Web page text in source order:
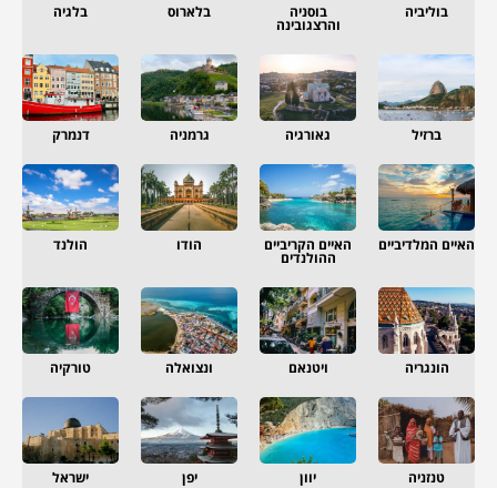
בוליביה בוסניה
והרצגובינה
בלארוס בלגיה
ברזיל גאורגיה גרמניה דנמרק
האיים המלדיביים האיים הקריביים
ההולנדים
הודו הולנד
הונגריה ויטנאם ונצואלה טורקיה
טנזניה יוון יפן ישראל